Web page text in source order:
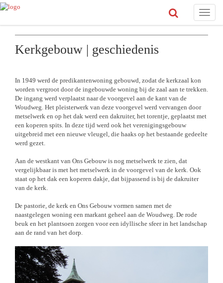
Toggle
Kerkgebouw | geschiedenis
In 1949 werd de predikantenwoning gebouwd, zodat de kerkzaal kon
worden vergroot door de ingebouwde woning bij de zaal aan te trekken.
De ingang werd verplaatst naar de voorgevel aan de kant van de
Woudweg. Het pleisterwerk van deze voorgevel werd vervangen door
metselwerk en op het dak werd een dakruiter, het torentje, geplaatst met
een koperen spits. In deze tijd werd ook het verenigingsgebouw
uitgebreid met een nieuwe vleugel, die haaks op het bestaande gedeelte
werd gezet.
Aan de westkant van Ons Gebouw is nog metselwerk te zien, dat
vergelijkbaar is met het metselwerk in de voorgevel van de kerk. Ook
staat op het dak een koperen dakje, dat bijpassend is bij de dakruiter
van de kerk.
De pastorie, de kerk en Ons Gebouw vormen samen met de
naastgelegen woning een markant geheel aan de Woudweg. De rode
beuk en het plantsoen zorgen voor een idyllische sfeer in het landschap
aan de rand van het dorp.